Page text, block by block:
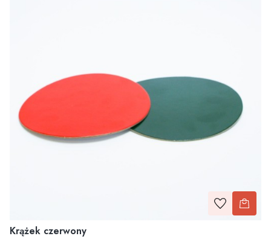
Krążek czerwony